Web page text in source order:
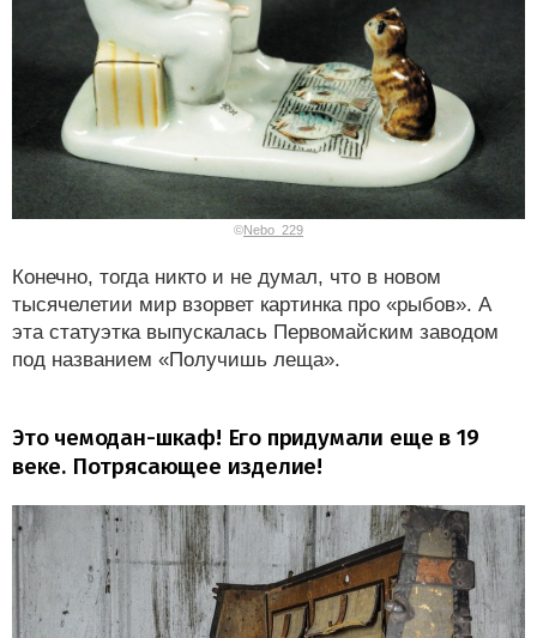
©Nebo_229
Конечно, тогда никто и не думал, что в новом
тысячелетии мир взорвет картинка про «рыбов». А
эта статуэтка выпускалась Первомайским заводом
под названием «Получишь леща».
Это чемодан-шкаф! Его придумали еще в 19
веке. Потрясающее изделие!